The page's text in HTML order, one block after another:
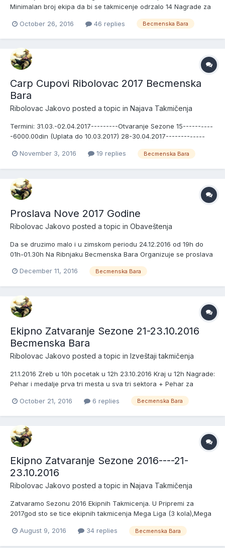
Minimalan broj ekipa da bi se takmicenje odrzalo 14 Nagrade za
--------------------110000.00din 17 ekipa-------------------------
October 26, 2016 46 replies Becmenska Bara
Carp Cupovi Ribolovac 2017 Becmenska
Bara
Ribolovac Jakovo posted a topic in Najava Takmičenja
Termini: 31.03.-02.04.2017---------Otvaranje Sezone 15----------
-6000.00din (Uplata do 10.03.2017) 28-30.04.2017-------------
06.04.2017) 16-18.06.2017-------------Carp Cup Ribolovac 16----
November 3, 2016 19 replies Becmenska Bara
Proslava Nove 2017 Godine
Ribolovac Jakovo posted a topic in Obaveštenja
Da se druzimo malo i u zimskom periodu 24.12.2016 od 19h do
01h-01.30h Na Ribnjaku Becmenska Bara Organizuje se proslava
Pekarskim Krompirom+Salata i Pice domaci program
December 11, 2016 Becmenska Bara
Ekipno Zatvaranje Sezone 21-23.10.2016
Becmenska Bara
Ribolovac Jakovo posted a topic in Izveštaji takmičenja
21.1.2016 Zreb u 10h pocetak u 12h 23.10.2016 Kraj u 12h Nagrade:
Pehar i medalje prva tri mesta u sva tri sektora + Pehar za
Ct 3 Promila 3-Ct Pijani Saran Sr.Mitrovica 4-Ct Viktorija 5-Ct
October 21, 2016 6 replies Becmenska Bara
Ekipno Zatvaranje Sezone 2016----21-
23.10.2016
Ribolovac Jakovo posted a topic in Najava Takmičenja
Zatvaramo Sezonu 2016 Ekipnih Takmicenja. U Pripremi za
2017god sto se tice ekipnih takmicenja Mega Liga (3 kola),Mega
12h 23.10.2016 Kraj u 12h Kotizacija 5000.00din Nagrade: Pehari i
August 9, 2016 34 replies Becmenska Bara